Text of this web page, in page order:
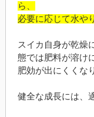
ら、
必要に応じて水や
スイカ自身が乾燥
態では肥料が溶け
肥効が出にくくな
健全な成長には、